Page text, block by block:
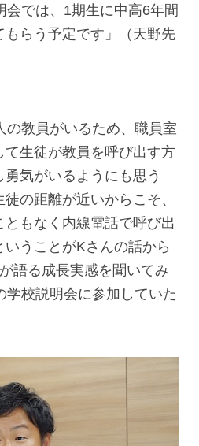
会では、1期生に中高6年間
もらう予定です」（天野先
の教員がいるため、職員室
生徒が教員を呼び出す方
気がいるようにも思う
の距離が近いからこそ、
もなく内線電話で呼び出
うことがKさんの話から
語る成長実感を聞いてみ
学校説明会に参加していた